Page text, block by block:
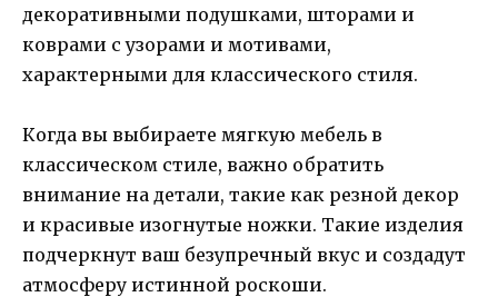
декоративными подушками, шторами и
коврами с узорами и мотивами,
характерными для классического стиля.
Когда вы выбираете мягкую мебель в
классическом стиле, важно обратить
внимание на детали, такие как резной декор
и красивые изогнутые ножки. Такие изделия
подчеркнут ваш безупречный вкус и создадут
атмосферу истинной роскоши.